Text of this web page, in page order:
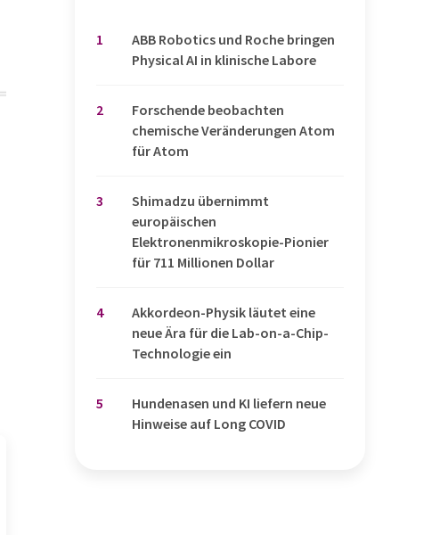
1
​​​​​​​ABB Robotics und Roche bringen
Physical AI in klinische Labore
2
Forschende beobachten
chemische Veränderungen Atom
für Atom
3
Shimadzu übernimmt
europäischen
Elektronenmikroskopie-Pionier
für 711 Millionen Dollar
4
Akkordeon-Physik läutet eine
neue Ära für die Lab-on-a-Chip-
Technologie ein
5
Hundenasen und KI liefern neue
Hinweise auf Long COVID